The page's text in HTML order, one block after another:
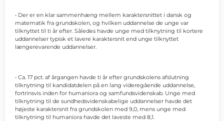
• Der er en klar sammenhæng mellem karaktersnittet i dansk og
matematik fra grundskolen, og hvilken uddannelse de unge var
tilknyttet til ti år efter. Således havde unge med tilknytning til kortere
uddannelser typisk et lavere karaktersnit end unge tilknyttet
længerevarende uddannelser.
• Ca. 17 pct. af årgangen havde ti år efter grundskolens afslutning
tilknytning til kandidatdelen på en lang videregående uddannelse,
fortrinsvis inden for humaniora og samfundsvidenskab. Unge med
tilknytning til de sundhedsvidenskabelige uddannelser havde det
højeste karaktersnit fra grundskolen med 9,0, mens unge med
tilknytning til humaniora havde det laveste med 8,1.